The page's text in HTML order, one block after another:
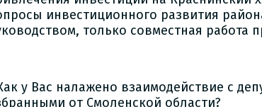
инвестиционного развития
только совместная работа
у Вас налажено взаимодействие с
от Смоленской области?